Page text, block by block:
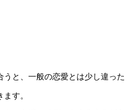
うと、一般の恋愛とは少し違った
す。